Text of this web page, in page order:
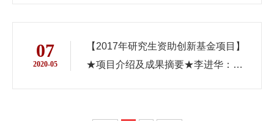
07
2020-05
【2017年研究生资助创新基金项目】
★项目介绍及成果摘要★李进华：